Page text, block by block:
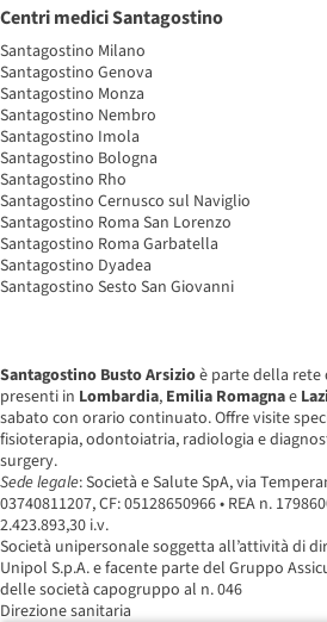
Centri medici Santagostino
Santagostino Milano
Santagostino Genova
Santagostino Monza
Santagostino Nembro
Santagostino Imola
Santagostino Bologna
Santagostino Rho
Santagostino Cernusco sul Naviglio
Santagostino Roma San Lorenzo
Santagostino Roma Garbatella
Santagostino Dyadea
Santagostino Sesto San Giovanni
Santagostino Busto Arsizioè parte della
presenti in Lombardia, Emilia Romagnae
sabato con orario continuato. Offre visite
fisioterapia, odontoiatria, radiologia e
surgery.
Sede legale: Società e Salute SpA, via
03740811207, CF: 05128650966 • REA n.
2.423.893,30 i.v.
Società unipersonale soggetta all’attività di
Unipol S.p.A. e facente parte del Gruppo
delle società capogruppo al n. 046
Direzione sanitaria